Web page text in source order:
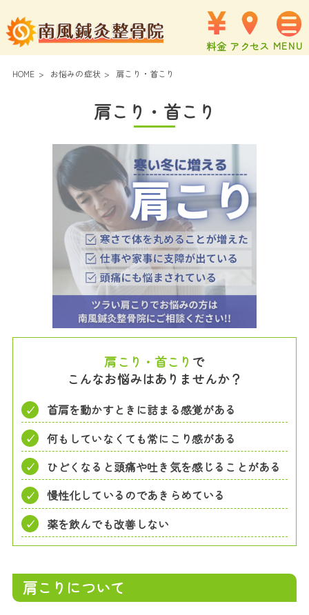
料金 アクセス
HOME > お悩みの症状 > 肩こり・首こり
肩こり・首こり
肩こり・首こり で
こんなお悩みはありませんか？
首肩を動かすときに詰まる感覚がある
何もしていなくても常にこり感がある
ひどくなると頭痛や吐き気を感じることがある
慢性化しているのであきらめている
薬を飲んでも改善しない
肩こりについて